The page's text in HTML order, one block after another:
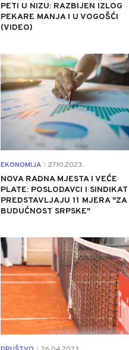
PETI U NIZU: RAZBIJEN IZLOG
PEKARE MANJA I U VOGOŠĆI
(VIDEO)
EKONOMIJA 27.10.2023.
NOVA RADNA MJESTA I VEĆE
PLATE: POSLODAVCI I SINDIKAT
PREDSTAVLJAJU 11 MJERA "ZA
BUDUĆNOST SRPSKE"
0
3